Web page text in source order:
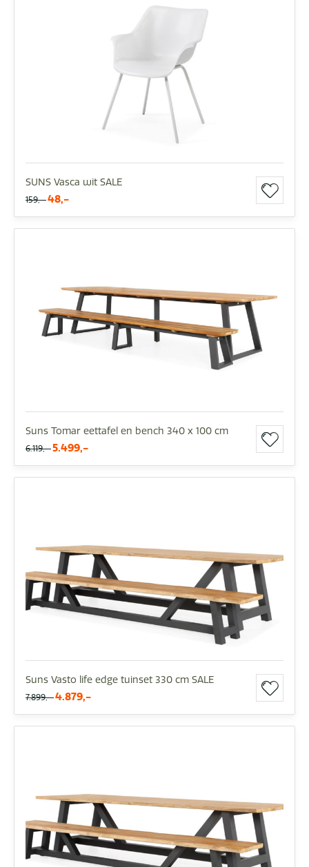
SUNS Vasca wit SALE
159,- 48,-
Suns Tomar eettafel en bench 340 x 100 cm
6.119,- 5.499,-
Suns Vasto life edge tuinset 330 cm SALE
7.899,- 4.879,-